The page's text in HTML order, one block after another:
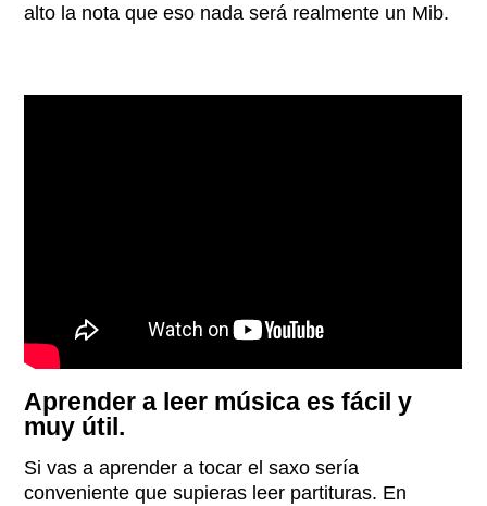
alto la nota que eso nada será realmente un Mib.
Aprender a leer música es fácil y
muy útil.
Si vas a aprender a tocar el saxo sería
conveniente que supieras leer partituras. En